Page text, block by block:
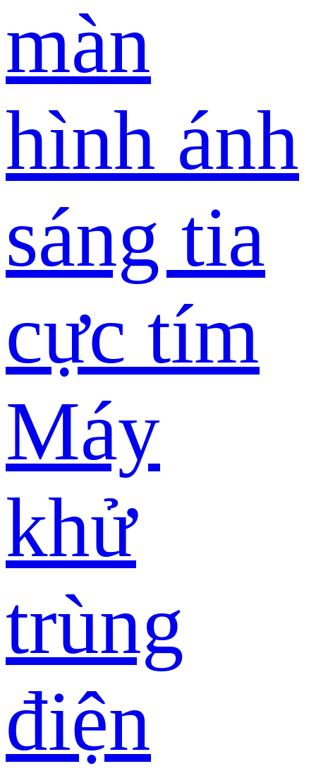
màn
hình ánh
sáng tia
cực tím
Máy
khử
trùng
điện